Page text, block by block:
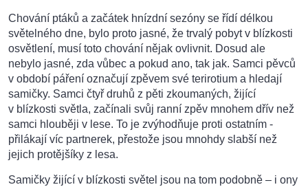
Chování ptáků a začátek hnízdní sezóny se řídí délkou
světelného dne, bylo proto jasné, že trvalý pobyt v blízkosti
osvětlení, musí toto chování nějak ovlivnit. Dosud ale
nebylo jasné, zda vůbec a pokud ano, tak jak. Samci pěvců
v období páření označují zpěvem své terirotium a hledají
samičky. Samci čtyř druhů z pěti zkoumaných, žijící
v blízkosti světla, začínali svůj ranní zpěv mnohem dřív než
samci hlouběji v lese. To je zvýhodňuje proti ostatním -
přilákají víc partnerek, přestože jsou mnohdy slabší než
jejich protějšíky z lesa.
Samičky žijící v blízkosti světel jsou na tom podobně – i ony